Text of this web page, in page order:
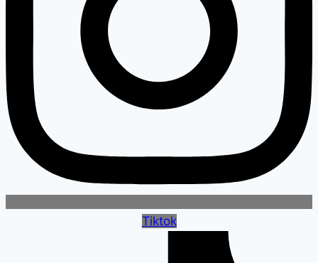
Tiktok